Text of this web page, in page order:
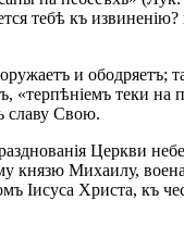
тебѣ къ
и
теки
славу Свою.
Церкви
Михаилу,
Іисуса Христа,